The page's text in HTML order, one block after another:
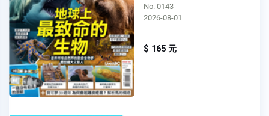
No. 0143
2026-08-01
$ 165 元